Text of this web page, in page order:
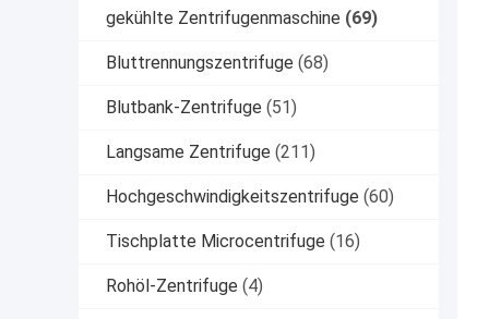
gekühlte Zentrifugenmaschine (69)
Bluttrennungszentrifuge (68)
Blutbank-Zentrifuge (51)
Langsame Zentrifuge (211)
Hochgeschwindigkeitszentrifuge (60)
Tischplatte Microcentrifuge (16)
Rohöl-Zentrifuge (4)